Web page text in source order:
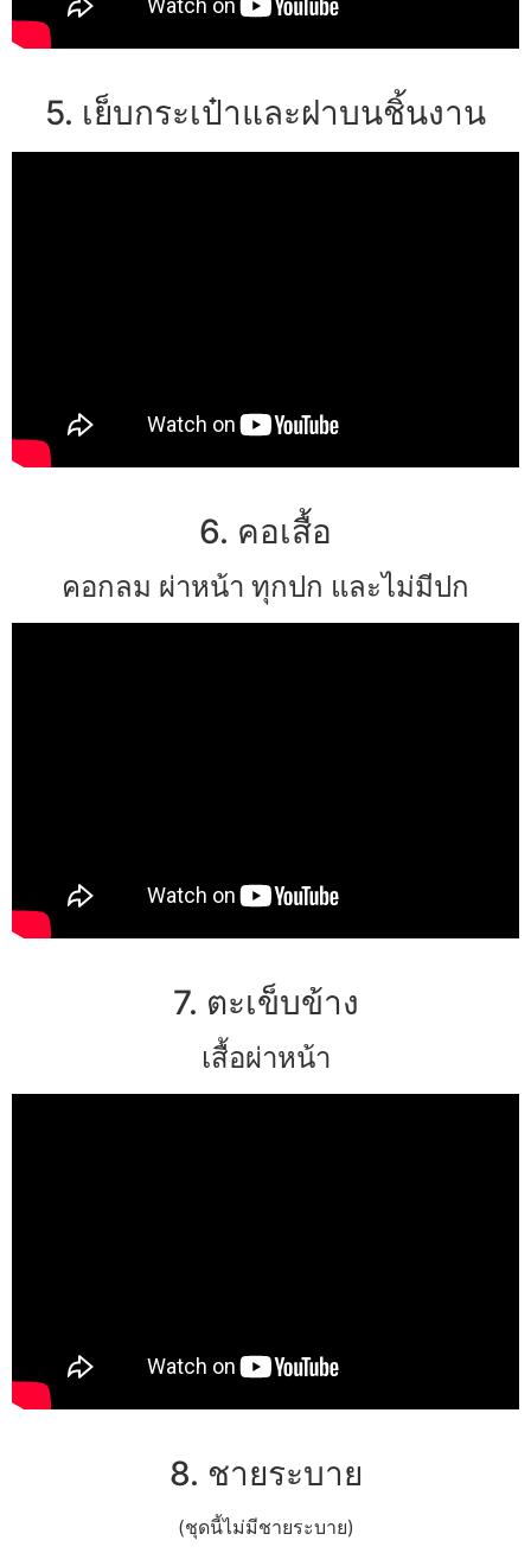
5. เย็บกระเป๋าและฝาบนชิ้นงาน
6. คอเสื้อ
คอกลม ผ่าหน้า ทุกปก และไม่มีปก
7. ตะเข็บข้าง
เสื้อผ่าหน้า
8. ชายระบาย
(ชุดนี้ไม่มีชายระบาย)